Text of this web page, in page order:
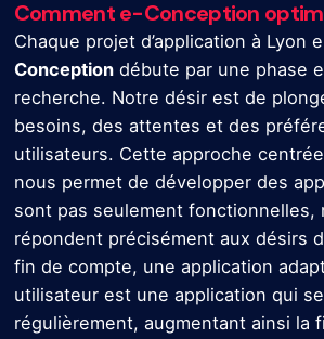
Comment e-Conception
Chaque projet d’application à Lyon
Conception débute par une phase
recherche. Notre désir est de
besoins, des attentes et des
utilisateurs. Cette approche
nous permet de développer des
sont pas seulement fonctionnelles,
répondent précisément aux désirs
fin de compte, une application
utilisateur est une application qui
régulièrement, augmentant ainsi la